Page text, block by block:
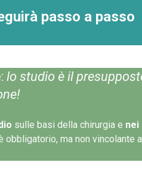
passo a passo
lo studio è il
sulle basi della chirurgia e nei
obbligatorio, ma non vincolante